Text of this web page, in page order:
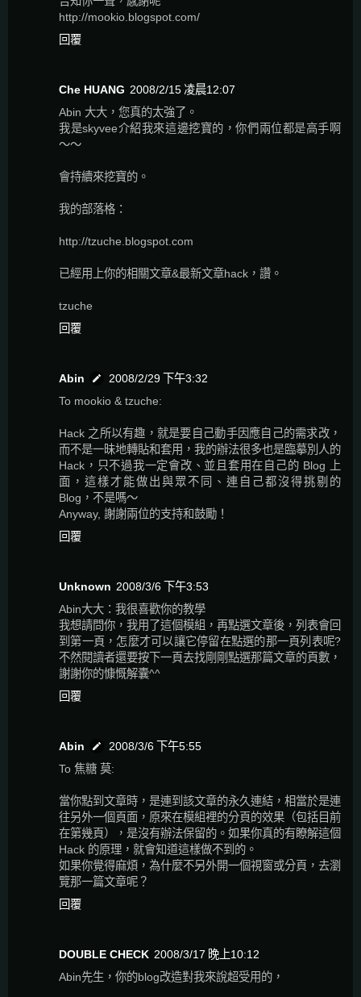
http://mookio.blogspot.com/
回覆
Che HUANG 2008/2/15 凌晨12:07
Abin 大大，您真的太強了。
我是skyvee介紹我來這邊挖寶的，你們兩位都是高手啊
～～
會持續來挖寶的。
我的部落格：
http://tzuche.blogspot.com
已經用上你的相關文章&最新文章hack，讚。
tzuche
回覆
Abin
2008/2/29 下午3:32
To mookio & tzuche:
Hack 之所以有趣，就是要自己動手因應自己的需求改，
而不是一昧地轉貼和套用，我的辦法很多也是臨摹別人的
Hack，只不過我一定會改、並且套用在自己的 Blog 上
面，這樣才能做出與眾不同、連自己都沒得挑剔的
Blog，不是嗎～
Anyway, 謝謝兩位的支持和鼓勵！
回覆
Unknown 2008/3/6 下午3:53
Abin大大：我很喜歡你的教學
我想請問你，我用了這個模組，再點選文章後，列表會回
到第一頁，怎麼才可以讓它停留在點選的那一頁列表呢?
不然閱讀者還要按下一頁去找剛剛點選那篇文章的頁數，
謝謝你的慷慨解囊^^
回覆
Abin
2008/3/6 下午5:55
To 焦糖 莫:
當你點到文章時，是連到該文章的永久連結，相當於是連
往另外一個頁面，原來在模組裡的分頁的效果（包括目前
在第幾頁），是沒有辦法保留的。如果你真的有瞭解這個
Hack 的原理，就會知道這樣做不到的。
如果你覺得麻煩，為什麼不另外開一個視窗或分頁，去瀏
覽那一篇文章呢？
回覆
DOUBLE CHECK 2008/3/17 晚上10:12
Abin先生，你的blog改造對我來說超受用的，